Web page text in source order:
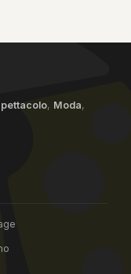
, Moda,